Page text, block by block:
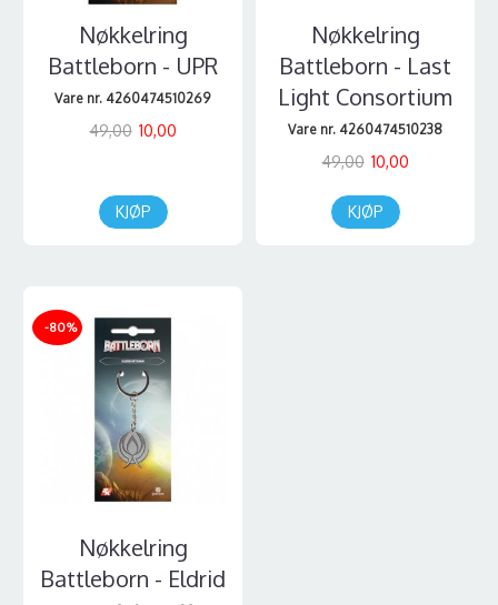
Nøkkelring
Battleborn - UPR
Vare nr. 4260474510269
49,00 10,00
KJØP
Nøkkelring
Battleborn - Last
Light Consortium
Vare nr. 4260474510238
49,00 10,00
KJØP
-80%
Nøkkelring
Battleborn - Eldrid